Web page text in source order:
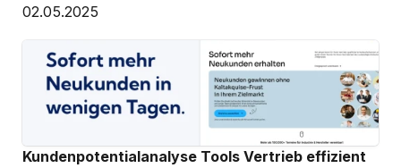
02.05.2025
Kundenpotentialanalyse Tools Vertrieb effizient